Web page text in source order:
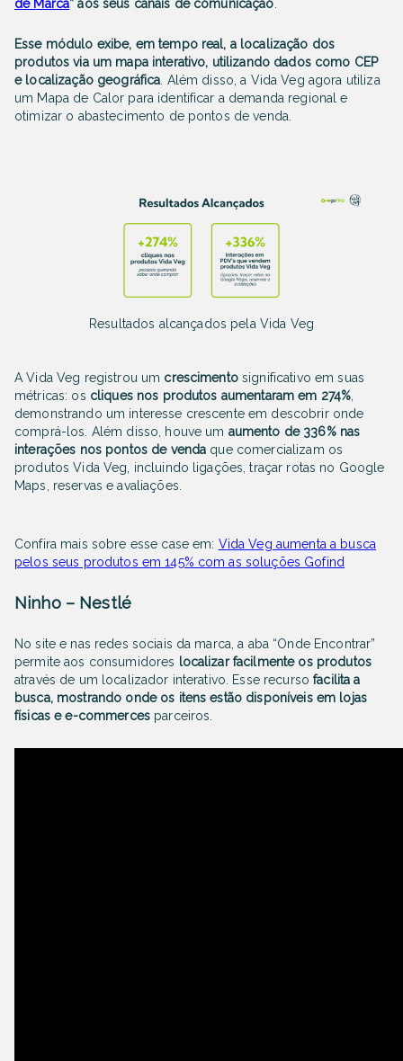
de Marca” aos seus canais de comunicação
Esse módulo exibe, em tempo real, a localização dos
produtos via um mapa interativo, utilizando dados como CEP
e localização geográfica. Além disso, a Vida Veg agora utiliza
um Mapa de Calor para identificar a demanda regional e
otimizar o abastecimento de pontos de venda.
Resultados alcançados pela Vida Veg
A Vida Veg registrou um crescimentosignificativo em suas
métricas: os cliques nos produtos aumentaram em 274%
demonstrando um interesse crescente em descobrir onde
comprá-los. Além disso, houve um aumento de 336% nas
interações nos pontos de venda que comercializam os
produtos Vida Veg, incluindo ligações, traçar rotas no Google
Maps, reservas e avaliações.
Confira mais sobre esse case em: Vida Veg aumenta a busca
pelos seus produtos em 145% com as soluções Gofind
Ninho – Nestlé
No site e nas redes sociais da marca, a aba “Onde Encontrar”
permite aos consumidores localizar facilmente os produtos
através de um localizador interativo. Esse recursofacilita a
busca, mostrando onde os itens estão disponíveis em lojas
físicas e e-commerces parceiros.